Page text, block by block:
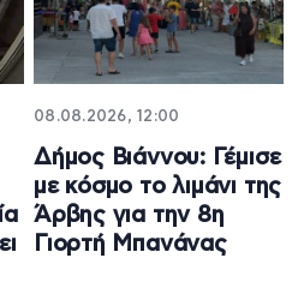
08.08.2026, 12:00
Δήμος Βιάννου: Γέμισε
με κόσμο το λιμάνι της
Άρβης για την 8η
Γιορτή Μπανάνας